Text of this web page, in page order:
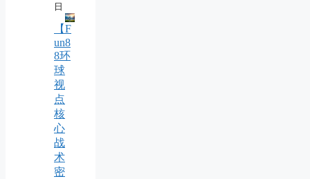
日
【F
un8
8环
球
视
点
核
心
战
术
密